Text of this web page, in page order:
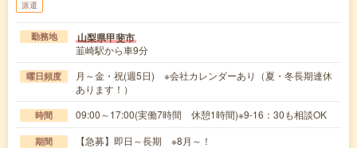
派遣
勤務地 山梨県甲斐市
韮崎駅から車9分
曜日頻度
月～金・祝(週5日) ※会社カレンダーあり（夏・冬長期連休
あります！）
時間 09:00～17:00(実働7時間 休憩1時間)※9-16：30も相談OK
期間 【急募】即日～長期 ※8月～！